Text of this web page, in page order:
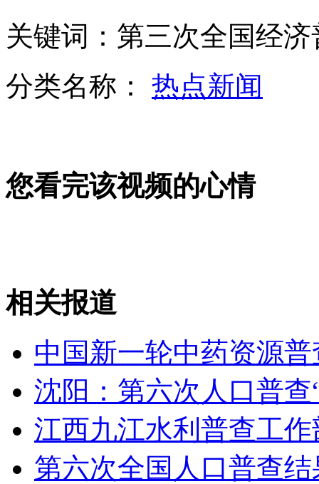
江西明年开车走高速可刷银行卡
江西：向毛主席纪念堂敬赠主题国画
女孩北京地铁殴打老人 痛下狠手拳打脚踢
外交部：反对强权政治霸凌主义
外交部：有关国家言论片面不公正
安徽一实载49人客车翻车
关键词：第三次全国经
分类名称： 热点新闻
您看完该视频的心情
相关报道
中国新一轮中药资源
沈阳：第六次人口普
江西九江水利普查工
第六次全国人口普查